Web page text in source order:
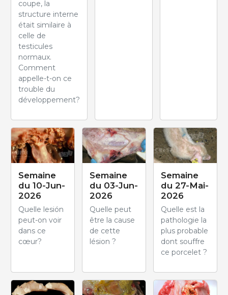
coupe, la
structure interne
était similaire à
celle de
testicules
normaux.
Comment
appelle-t-on ce
trouble du
développement?
Semaine
du 10-Jun-
2026
Quelle lesión
peut-on voir
dans ce
cœur?
Semaine
du 03-Jun-
2026
Quelle peut
être la cause
de cette
lésion ?
Semaine
du 27-Mai-
2026
Quelle est la
pathologie la
plus probable
dont souffre
ce porcelet ?